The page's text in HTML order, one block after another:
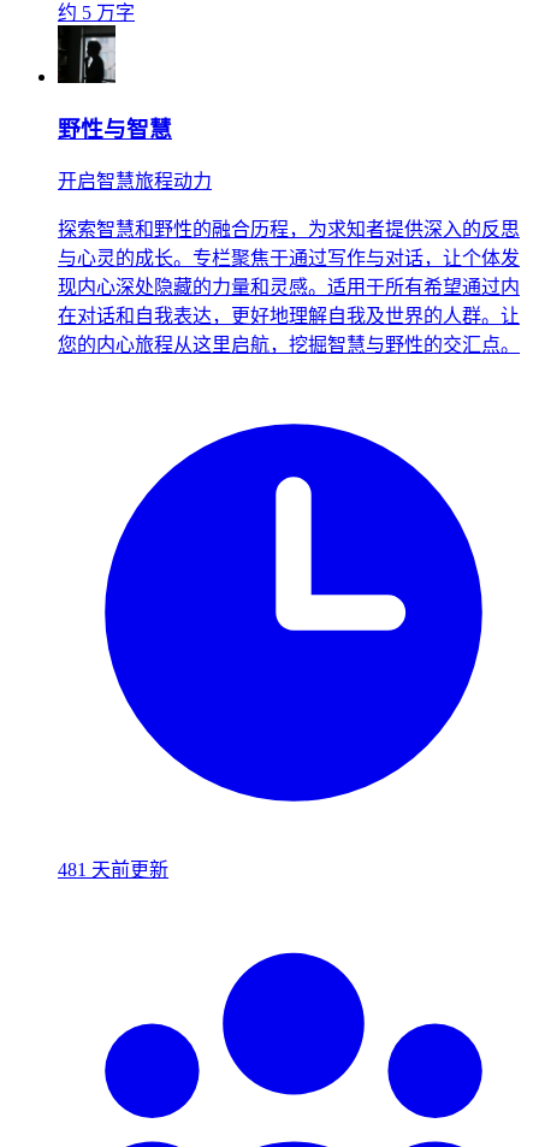
约 5 万字
野性与智慧
开启智慧旅程动力
探索智慧和野性的融合历程，为求知者提供深入的反思
与心灵的成长。专栏聚焦于通过写作与对话，让个体发
现内心深处隐藏的力量和灵感。适用于所有希望通过内
在对话和自我表达，更好地理解自我及世界的人群。让
您的内心旅程从这里启航，挖掘智慧与野性的交汇点。
481 天前更新